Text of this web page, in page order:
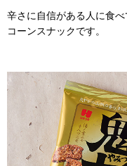
辛さに自信がある人に食
コーンスナックです。